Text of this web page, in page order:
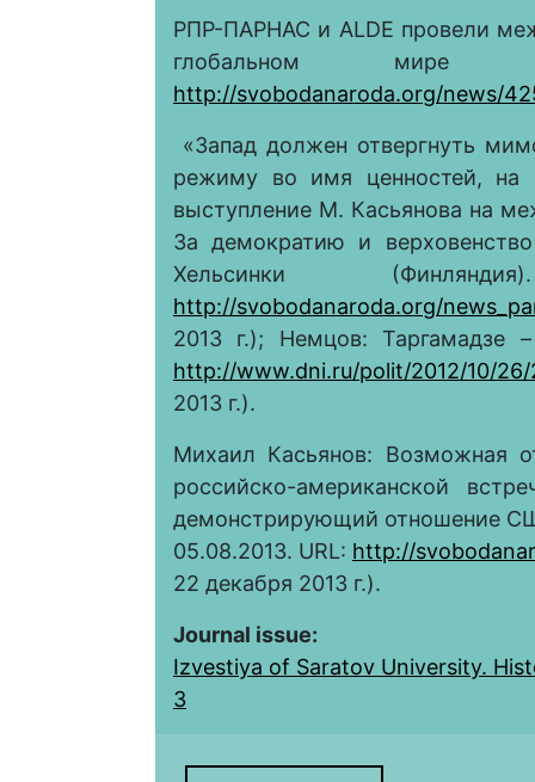
РПР-ПАРНАС и ALDE провели
глобальном мире
http://svobodanaroda.org/news/
«Запад должен отвергнуть
режиму во имя ценностей, на
выступление М. Касьянова на
За демократию и
Хельсинки
http://svobodanaroda.org/
2013 г.); Немцов: Таргамадзе
http://www.dni.ru/polit/2012/10/
2013 г.).
Михаил Касьянов: Возможная
российско-американской
демонстрирующий отношение
05.08.2013. URL: http://
22 декабря 2013 г.).
Journal issue:
Izvestiya of Saratov University.
3